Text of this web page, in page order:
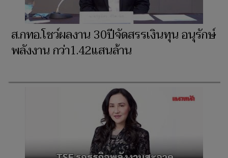
ส.กทอ.โชว์ผลงาน 30ปีจัดสรรเงินทุน อนุรักษ์
พลังงาน กว่า1.42แสนล้าน